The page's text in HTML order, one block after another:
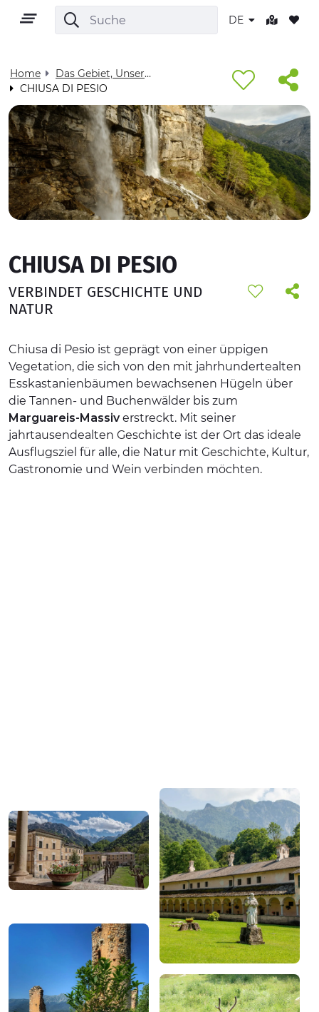
DE
DE
GEBIET
KULTUR
NATUR UND WELLNESS
EVENTS
OFFERTE
UNTERKÜNFTE
Home
Das Gebiet, Unser Zuhause - Visit Cuneese
CHIUSA DI PESIO
CHIUSA DI PESIO
VERBINDET GESCHICHTE UND
NATUR
Chiusa di Pesio ist geprägt von einer üppigen
Vegetation, die sich von den mit jahrhundertealten
Esskastanienbäumen bewachsenen Hügeln über
die Tannen- und Buchenwälder bis zum
Marguareis-Massiverstreckt. Mit seiner
jahrtausendealten Geschichte ist der Ort das ideale
Ausflugsziel für alle, die Natur mit Geschichte, Kultur,
Gastronomie und Wein verbinden möchten.